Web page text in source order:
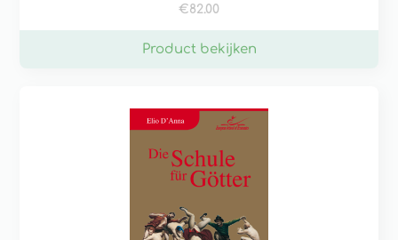
€82.00
Product bekijken